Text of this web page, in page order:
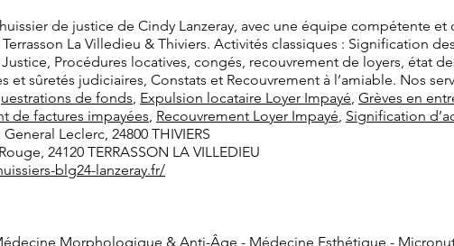
de justice de Cindy Lanzeray, avec une équipe compétente
La Villedieu & Thiviers. Activités classiques : Signification
Procédures locatives, congés, recouvrement de loyers, état
et sûretés judiciaires, Constats et Recouvrement à l’amiable. Nos
de fonds, Expulsion locataire Loyer Impayé, Grèves en
de factures impayées, Recouvrement Loyer Impayé, Signification
Leclerc, 24800 THIVIERS
24120 TERRASSON LA VILLEDIEU
blg24-lanzeray.fr/
Morphologique & Anti-Âge - Médecine Esthétique -